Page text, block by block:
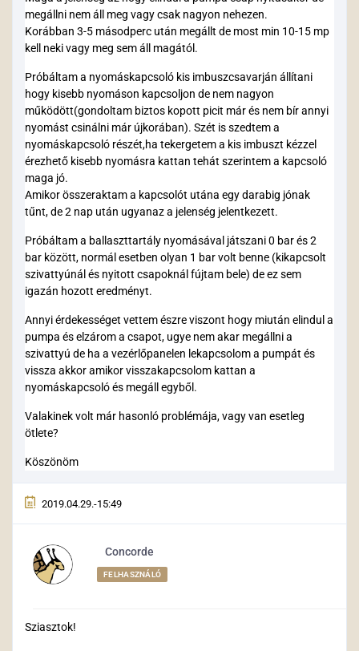
megállni nem áll meg vagy csak nagyon nehezen.
Korábban 3-5 másodperc után megállt de most min 10-15 mp
kell neki vagy meg sem áll magától.
Próbáltam a nyomáskapcsoló kis imbuszcsavarján állítani
hogy kisebb nyomáson kapcsoljon de nem nagyon
működött(gondoltam biztos kopott picit már és nem bír annyi
nyomást csinálni már újkorában). Szét is szedtem a
nyomáskapcsoló részét,ha tekergetem a kis imbuszt kézzel
érezhető kisebb nyomásra kattan tehát szerintem a kapcsoló
maga jó.
Amikor összeraktam a kapcsolót utána egy darabig jónak
tűnt, de 2 nap után ugyanaz a jelenség jelentkezett.
Próbáltam a ballaszttartály nyomásával játszani 0 bar és 2
bar között, normál esetben olyan 1 bar volt benne (kikapcsolt
szivattyúnál és nyitott csapoknál fújtam bele) de ez sem
igazán hozott eredményt.
Annyi érdekességet vettem észre viszont hogy miután elindul a
pumpa és elzárom a csapot, ugye nem akar megállni a
szivattyú de ha a vezérlőpanelen lekapcsolom a pumpát és
vissza akkor amikor visszakapcsolom kattan a
nyomáskapcsoló és megáll egyből.
Valakinek volt már hasonló problémája, vagy van esetleg
ötlete?
Köszönöm
2019.04.29.-15:49
Concorde
FELHASZNÁLÓ
Sziasztok!